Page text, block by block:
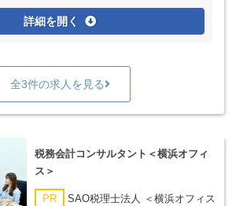
詳細を開く
全3件の求人を見る
税務会計コンサルタント＜横浜オフィ
ス＞
PR
SAO税理士法人 ＜横浜オフィス